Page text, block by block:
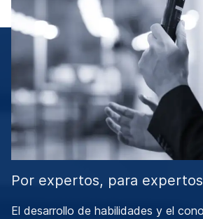
Por expertos, para expertos
El desarrollo de habilidades y el